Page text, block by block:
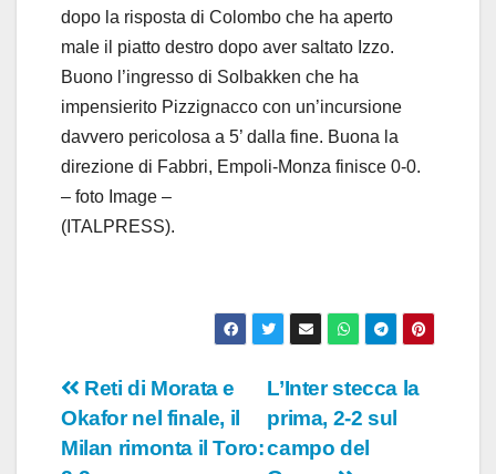
dopo la risposta di Colombo che ha aperto
male il piatto destro dopo aver saltato Izzo.
Buono l’ingresso di Solbakken che ha
impensierito Pizzignacco con un’incursione
davvero pericolosa a 5’ dalla fine. Buona la
direzione di Fabbri, Empoli-Monza finisce 0-0.
– foto Image –
(ITALPRESS).
Navigazione
articoli
L’Inter stecca la
prima, 2-2 sul
campo del
Reti di Morata e
Okafor nel finale, il
Milan rimonta il Toro: